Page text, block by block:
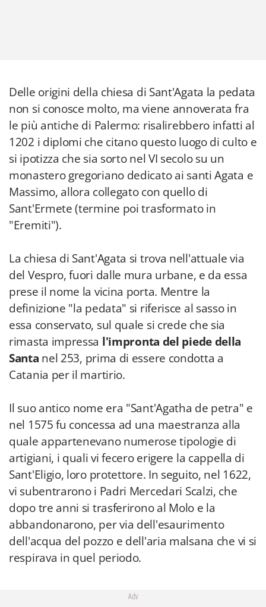
Delle origini della chiesa di Sant'Agata la pedata
non si conosce molto, ma viene annoverata fra
le più antiche di Palermo: risalirebbero infatti al
1202 i diplomi che citano questo luogo di culto e
si ipotizza che sia sorto nel VI secolo su un
monastero gregoriano dedicato ai santi Agata e
Massimo, allora collegato con quello di
Sant'Ermete (termine poi trasformato in
"Eremiti").
La chiesa di Sant'Agata si trova nell'attuale via
del Vespro, fuori dalle mura urbane, e da essa
prese il nome la vicina porta. Mentre la
definizione "la pedata" si riferisce al sasso in
essa conservato, sul quale si crede che sia
rimasta impressa l'impronta del piede della
Santa nel 253, prima di essere condotta a
Catania per il martirio.
Il suo antico nome era "Sant'Agatha de petra" e
nel 1575 fu concessa ad una maestranza alla
quale appartenevano numerose tipologie di
artigiani, i quali vi fecero erigere la cappella di
Sant'Eligio, loro protettore. In seguito, nel 1622,
vi subentrarono i Padri Mercedari Scalzi, che
dopo tre anni si trasferirono al Molo e la
abbandonarono, per via dell'esaurimento
dell'acqua del pozzo e dell'aria malsana che vi si
respirava in quel periodo.
Adv